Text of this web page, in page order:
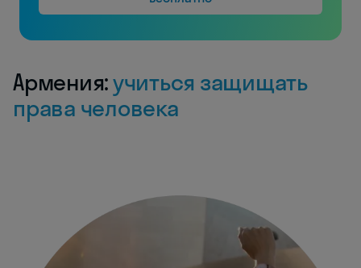
Армения:учиться защищать
права человека